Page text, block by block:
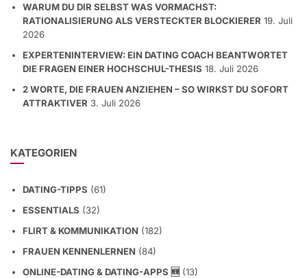
WARUM DU DIR SELBST WAS VORMACHST:
RATIONALISIERUNG ALS VERSTECKTER BLOCKIERER 19. Juli
2026
EXPERTENINTERVIEW: EIN DATING COACH BEANTWORTET
DIE FRAGEN EINER HOCHSCHUL-THESIS 18. Juli 2026
2 WORTE, DIE FRAUEN ANZIEHEN – SO WIRKST DU SOFORT
ATTRAKTIVER 3. Juli 2026
KATEGORIEN
DATING-TIPPS (61)
ESSENTIALS (32)
FLIRT & KOMMUNIKATION (182)
FRAUEN KENNENLERNEN (84)
ONLINE-DATING & DATING-APPS 🆕 (13)